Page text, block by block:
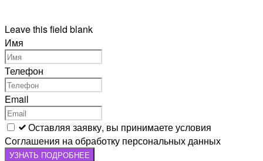
Leave this field blank
Имя
Телефон
Email
Оставляя заявку, вы принимаете условия
Соглашения на обработку персональных данных
УЗНАТЬ ПОДРОБНЕЕ